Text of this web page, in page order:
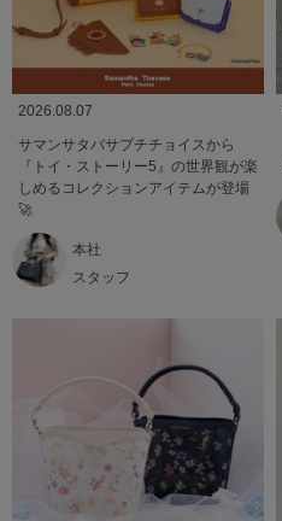
2026.08.07
サマンサタバサプチチョイスから
『トイ・ストーリー5』の世界観が楽
しめるコレクションアイテムが登場
🚀
本社
スタッフ